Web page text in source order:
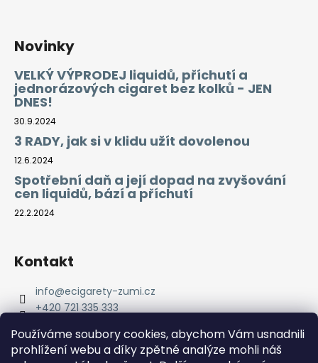
Používáme soubory cookies, abychom Vám usnadnili
prohlížení webu a díky zpětné analýze mohli náš
Novinky
VELKÝ VÝPRODEJ liquidů, příchutí a
jednorázových cigaret bez kolků - JEN
DNES!
30.9.2024
3 RADY, jak si v klidu užít dovolenou
12.6.2024
Spotřební daň a její dopad na zvyšování
cen liquidů, bází a příchutí
22.2.2024
Kontakt
info@ecigarety-zumi.cz
+420 721 335 333